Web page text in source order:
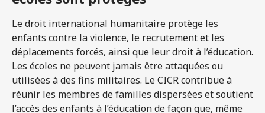
Le droit international humanitaire protège les
enfants contre la violence, le recrutement et les
déplacements forcés, ainsi que leur droit à l’éducation.
Les écoles ne peuvent jamais être attaquées ou
utilisées à des fins militaires. Le CICR contribue à
réunir les membres de familles dispersées et soutient
l’accès des enfants à l’éducation de façon que, même